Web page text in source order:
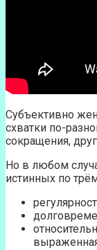
Субъективно
схватки по-
сокращения,
Но в любом
истинных по